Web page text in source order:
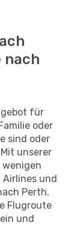
nach
für
oder
sind oder
unserer
wenigen
Airlines und
Perth.
Flugroute
und